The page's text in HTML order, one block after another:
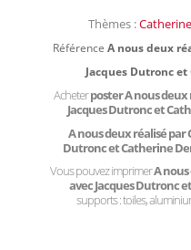
Thèmes :
Référence A nous deux
Jacques Dutronc
Acheterposter A nous deux
Jacques Dutronc et
A nous deux réalisé par
Dutronc et Catherine
Vous pouvez imprimerA nous
avec Jacques Dutronc
supports : toiles,